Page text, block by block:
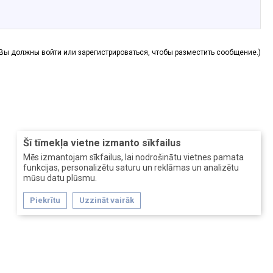
Šī tīmekļa vietne izmanto sīkfailus
Mēs izmantojam sīkfailus, lai nodrošinātu vietnes pamata
funkcijas, personalizētu saturu un reklāmas un analizētu
mūsu datu plūsmu.
Piekrītu Uzzināt vairāk
должны войти или зарегистрироваться, чтобы разместить сообщение.)